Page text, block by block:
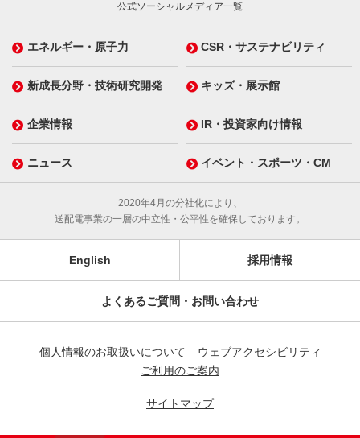
公式ソーシャルメディア一覧
エネルギー・原子力 CSR・サステナビリティ
新成長分野・技術研究開発 キッズ・展示館
企業情報 IR・投資家向け情報
ニュース イベント・スポーツ・CM
2020年4月の分社化により、
送配電事業の一層の中立性・公平性を確保しております。
English 採用情報
よくあるご質問・お問い合わせ
個人情報のお取扱いについて
ウェブアクセシビリティ
ご利用のご案内
サイトマップ